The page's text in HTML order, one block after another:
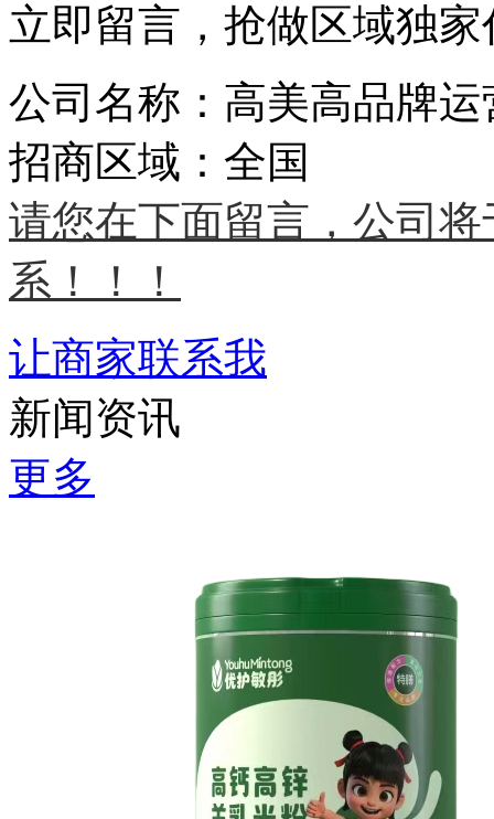
立即留言，抢做区域独
公司名称：高美高品牌运
招商区域：全国
请您在下面留言，公司
系！！！
让商家联系我
新闻资讯
更多